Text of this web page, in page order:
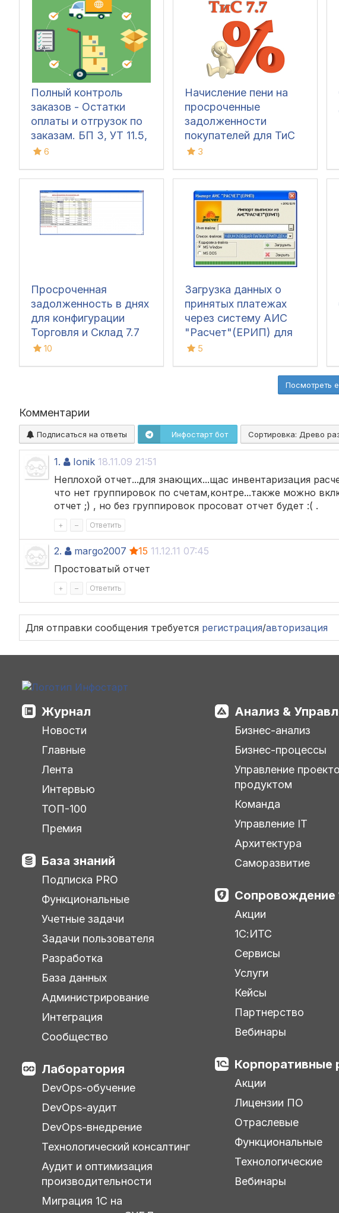
Полный контроль
заказов - Остатки
оплаты и отгрузок по
заказам. БП 3, УТ 11.5,
УТ 11.4, УТ 10.3, ERP
УНФ 3-1.6, Розница 3,
1с 7.7
6
Начисление пени на
просроченные
задолженности
покупателей для ТиС
7.73
Просроченная
задолженность в днях
для конфигурации
Торговля и Склад 7.7
10
Загрузка данных о
принятых платежах
через систему АИС
"Расчет"(ЕРИП) для
Беларуси
5
Посмотреть
Комментарии
Подписаться на ответы Инфостарт бот Сортировка: Древо
1. Ionik 18.11.09 21:51
Неплохой отчет...для знающих...щас инвентаризация
что нет группировок по счетам,контре...также можно
отчет ;) , но без группировок просоват отчет будет :( .
+ – Ответить
2. margo2007 15 11.12.11 07:45
Простоватый отчет
+ – Ответить
Для отправки сообщения требуется регистрация/авторизация
Журнал
Новости
Главные
Лента
Интервью
ТОП-100
Премия
База знаний
Подписка PRO
Функциональные
Учетные задачи
Задачи пользователя
Разработка
База данных
Администрирование
Интеграция
Сообщество
Лаборатория
DevOps-обучение
DevOps-аудит
DevOps-внедрение
Технологический консалтинг
Аудит и оптимизация
производительности
Миграция 1С на
Анализ &
Бизнес-анализ
Бизнес-процессы
Управление
продуктом
Команда
Управление IT
Архитектура
Саморазвитие
Сопровождение
Акции
1С:ИТС
Сервисы
Услуги
Кейсы
Партнерство
Вебинары
Корпоративные
Акции
Лицензии ПО
Отраслевые
Функциональные
Технологические
Вебинары